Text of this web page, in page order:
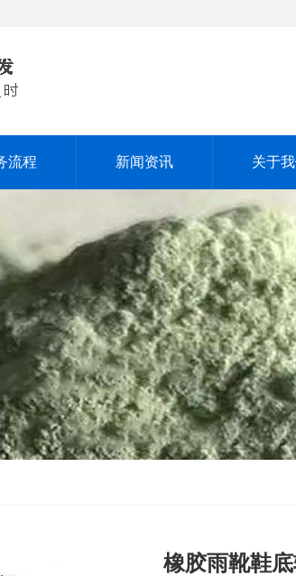
流程 新闻资讯 关于
橡胶雨靴鞋